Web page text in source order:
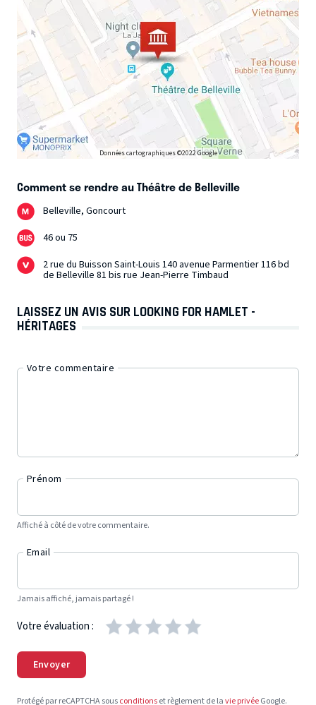
Données cartographiques ©2022 Google
Comment se rendre au Théâtre de Belleville
Belleville, Goncourt
46 ou 75
2 rue du Buisson Saint-Louis 140 avenue Parmentier 116 bd
de Belleville 81 bis rue Jean-Pierre Timbaud
LAISSEZ UN AVIS SUR LOOKING FOR HAMLET -
HÉRITAGES
Votre commentaire
Prénom
Affiché à côté de votre commentaire.
Email
Jamais affiché, jamais partagé !
Votre évaluation :
Envoyer
Protégé par reCAPTCHA sousconditionset règlement de lavie privéeGoogle.